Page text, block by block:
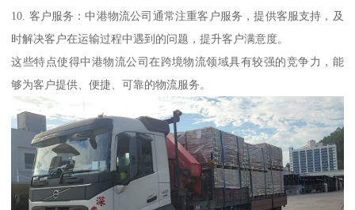
10. 客户服务：中港物流公司通常注重客户服务，提供客服支持，及
时解决客户在运输过程中遇到的问题，提升客户满意度。
这些特点使得中港物流公司在跨境物流领域具有较强的竞争力，能
够为客户提供、便捷、可靠的物流服务。